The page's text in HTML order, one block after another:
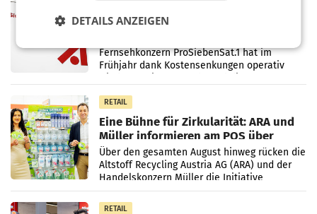
ProSiebenSat.1 spart und macht
überraschend viel Gewinn
Fernsehkonzern ProSiebenSat.1 hat im
Frühjahr dank Kostensenkungen operativ
RETAIL
Eine Bühne für Zirkularität: ARA und
Müller informieren am POS über
Kreislauffähigkeit
Über den gesamten August hinweg rücken die
Altstoff Recycling Austria AG (ARA) und der
Handelskonzern Müller die Initiative
„Kreislauf-Helden“ in allen österreichischen
Müller-Filialen
RETAIL
DETAILS ANZEIGEN